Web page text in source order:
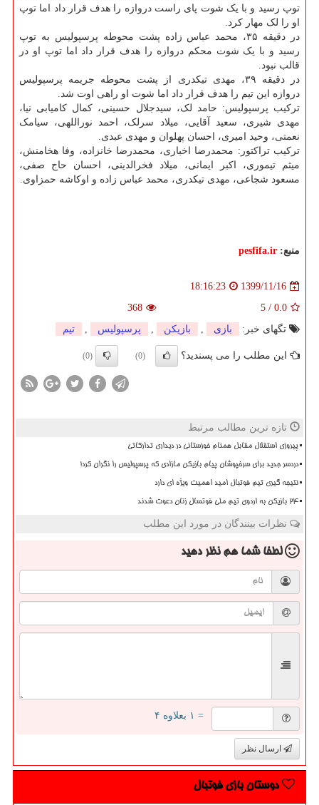
توپ رسید و با یک شوت پای راست دروازه را هدف قرار داد اما توپ
او را لک مهار کرد.
در دقیقه ۳۵، محمد عباس زاده پشت محوطه پرسپولیس به توپ
رسید و با یک شوت محکم دروازه را هدف قرار داد اما توپ او در
قالب نبود.
در دقیقه ۳۹، مهدی تیکدری از پشت محوطه جریمه پرسپولیس
دروازه این تیم را هدف قرار داد اما شوت او راهی اوت شد.
ترکیب پرسپولیس: حامد لک، سیدجلال حسینی، کمال کامیابی نیا،
مهدی شیری، سعید آقایی، میلاد سرلک، احمد نوراللهی، سیامک
نعمتی، وحید امیری، احسان پهلوان و مهدی عبدی.
ترکیب تراکتور: محمدرضا اخباری، محمدرضا خانزاده، وفا هخامنش،
میثم تیموری، اکبر ایمانی، میلاد فخرالدینی، احسان حاج صفی،
مسعود شجاعی، مهدی تیکدری، محمد عباس زاده و اوکاشه حمزاوی.
منبع: pesfifa.ir
1399/11/16
18:16:23
0.0
/
5
368
تگهای خبر:
بازی , بازیكن , پرسپولیس , تیم
این مطلب را می پسندید؟ (0)
(0)
تازه ترین مطالب مرتبط
پیروزی استقلال مقابل همنام خوزستانی در دیداری تدارکاتی
دردسر جدید برای سرخپوشان پیام بازیکن مازادی که پرسپولیس را نگران کرد!
نتیجه گیری تیم فوتبال امید اهمیت ویژه ای دارد
۲۴ بازیکن به اردوی تیم ملی فوتسال زنان دعوت شدند
نظرات بینندگان در مورد این مطلب
لطفا شما همنظر دهید
= ۱ بعلاوه ۴
ارسال نظر
دوستان بازی فوتبال